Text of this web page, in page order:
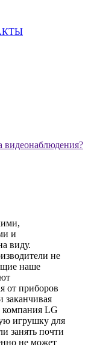
и
виду.
не
наше
от приборов
заканчивая
компания LG
игрушку для
занять почти
не может